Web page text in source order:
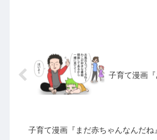
子育て漫画『
子育て漫画『まだ赤ちゃんなんだね』